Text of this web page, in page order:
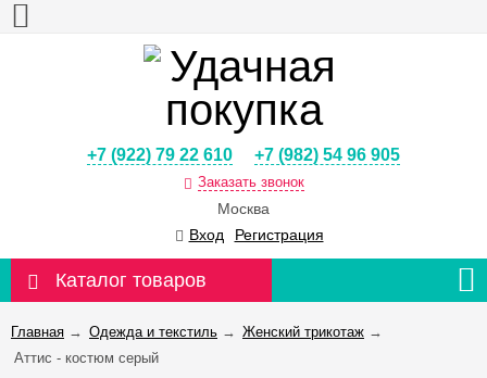
+7 (922) 79 22 610 +7 (982) 54 96 905
Заказать звонок
Москва
Вход
Регистрация
Каталог товаров
Главная → Одежда и текстиль → Женский трикотаж →
Аттис - костюм серый